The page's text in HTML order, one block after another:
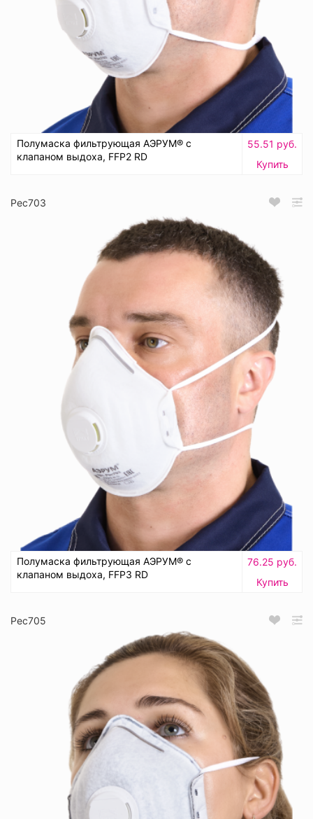
Полумаска фильтрующая АЭРУМ® с
клапаном выдоха, FFP2 RD
55.51 руб.
Купить
Рес703
Полумаска фильтрующая АЭРУМ® с
клапаном выдоха, FFP3 RD
76.25 руб.
Купить
Рес705